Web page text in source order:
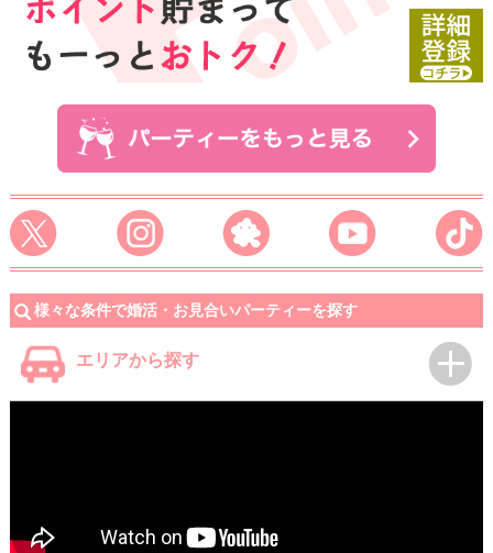
様々な条件で婚活・お見合いパーティーを探す
エリアから探す